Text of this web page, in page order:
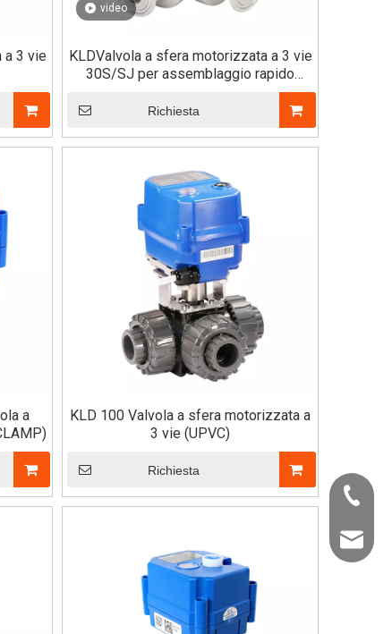
a 3 vie
video
KLDValvola a sfera motorizzata a 3 vie
30S/SJ per assemblaggio rapido
Richiesta
a
KLD 100 Valvola a sfera motorizzata a
3 vie (UPVC)
Richiesta
+86-22-